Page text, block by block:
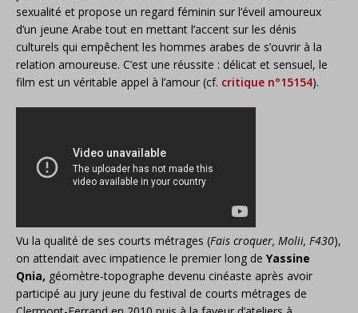
sexualité et propose un regard féminin sur l’éveil amoureux
d’un jeune Arabe tout en mettant l’accent sur les dénis
culturels qui empêchent les hommes arabes de s’ouvrir à la
relation amoureuse. C’est une réussite : délicat et sensuel, le
film est un véritable appel à l’amour (cf. critique n°15154).
Vu la qualité de ses courts métrages (Fais croquer, Molii, F430),
on attendait avec impatience le premier long de Yassine
Qnia, géomètre-topographe devenu cinéaste après avoir
participé au jury jeune du festival de courts métrages de